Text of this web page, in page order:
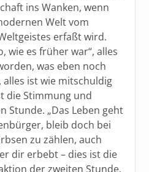
ins Wanken, wenn
Welt vom
erfaßt wird.
wie es früher war“, alles
was eben noch
alles ist wie mitschuldig
die Stimmung und
Stunde. „Das Leben geht
bleib doch bei
zu zählen, auch
dir erbebt – dies ist die
der zweiten Stunde.